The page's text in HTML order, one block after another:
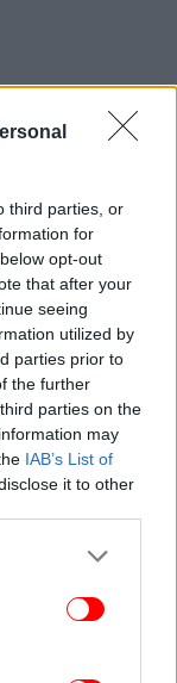
third parties, or
for
opt-out
that after your
seeing
utilized by
parties prior to
the further
parties on the
may
IAB’s List of
it to other
more Google
may click to
party tags to
below Google